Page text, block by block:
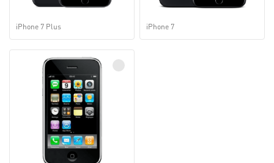
iPhone 7 Plus iPhone 7